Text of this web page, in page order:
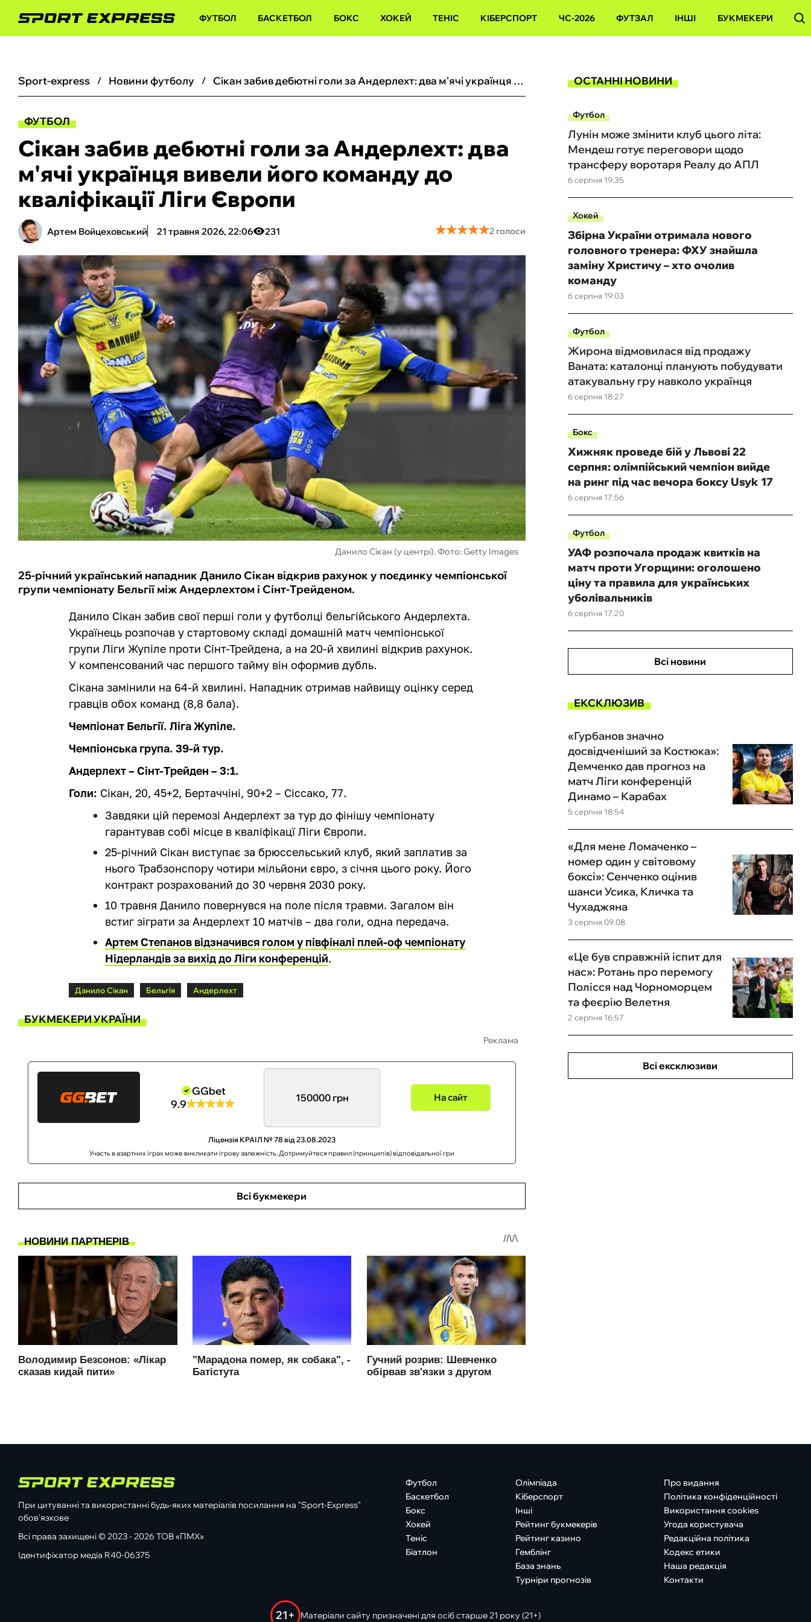
ФУТБОЛ БАСКЕТБОЛ БОКС ХОКЕЙ ТЕНІС КІБЕРСПОРТ ЧС-2026 ФУТЗАЛ ІНШІ БУКМЕКЕРИ
sport-express новини футболу Сікан забив дебютні голи за Андерлехт: два м'ячі українця вивели його команду до кваліфікації Ліги Європи
ФУТБОЛ
Сікан забив дебютні голи за Андерлехт: два
м'ячі українця вивели його команду до
кваліфікації Ліги Європи
Артем Войцеховський 21 травня 2026, 22:06 231 ★★★★★
★★★★★2 голоси
Данило Сікан (у центрі). Фото: Getty Images
25-річний український нападник Данило Сікан відкрив рахунок у поєдинку чемпіонської
групи чемпіонату Бельгії між Андерлехтом і Сінт-Трейденом.
Данило Сікан забив свої перші голи у футболці бельгійського Андерлехта.
Українець розпочав у стартовому складі домашній матч чемпіонської
групи Ліги Жупіле проти Сінт-Трейдена, а на 20-й хвилині відкрив рахунок.
У компенсований час першого тайму він оформив дубль.
Сікана замінили на 64-й хвилині. Нападник отримав найвищу оцінку серед
гравців обох команд (8,8 бала).
Чемпіонат Бельгії. Ліга Жупіле.
Чемпіонська група. 39-й тур.
Андерлехт – Сінт-Трейден – 3:1.
Голи: Сікан, 20, 45+2, Бертаччіні, 90+2 – Сіссако, 77.
Завдяки цій перемозі Андерлехт за тур до фінішу чемпіонату
гарантував собі місце в кваліфікацї Ліги Європи.
25-річний Сікан виступає за брюссельський клуб, який заплатив за
нього Трабзонспору чотири мільйони євро, з січня цього року. Його
контракт розрахований до 30 червня 2030 року.
10 травня Данило повернувся на поле після травми. Загалом він
встиг зіграти за Андерлехт 10 матчів – два голи, одна передача.
Артем Степанов відзначився голом у півфіналі плей-оф чемпіонату
Нідерландів за вихід до Ліги конференцій.
Данило Сікан Бельгія Андерлехт
БУКМЕКЕРИ УКРАЇНИ
Реклама
GGbet
9.9
150000 грн На сайт
Ліцензія КРАІЛ № 78 від 23.08.2023
Участь в азартних іграх може викликати ігрову залежність. Дотримуйтеся правил (принципів) відповідальної гри
Всі букмекери
ОСТАННІ НОВИНИ
Футбол
6 серпня 19:35
Лунін може змінити клуб цього літа:
Мендеш готує переговори щодо
трансферу воротаря Реалу до АПЛ
Хокей
6 серпня 19:03
Збірна України отримала нового
головного тренера: ФХУ знайшла
заміну Христичу – хто очолив
команду
Футбол
6 серпня 18:27
Жирона відмовилася від продажу
Ваната: каталонці планують побудувати
атакувальну гру навколо українця
Бокс
6 серпня 17:56
Хижняк проведе бій у Львові 22
серпня: олімпійський чемпіон вийде
на ринг під час вечора боксу Usyk 17
Футбол
6 серпня 17:20
УАФ розпочала продаж квитків на
матч проти Угорщини: оголошено
ціну та правила для українських
уболівальників
Всі новини
ЕКСКЛЮЗИВ
5 серпня 18:54
«Гурбанов значно
досвідченіший за Костюка»:
Демченко дав прогноз на
матч Ліги конференцій
Динамо – Карабах
3 серпня 09:08
«Для мене Ломаченко –
номер один у світовому
боксі»: Сенченко оцінив
шанси Усика, Кличка та
Чухаджяна
2 серпня 16:57
«Це був справжній іспит для
нас»: Ротань про перемогу
Полісся над Чорноморцем
та феєрію Велетня
Всі ексклюзиви
При цитуванні та використанні будь-яких матеріалів посилання на "Sport-Express"
обов'язкове
Всі права захищені © 2023 - 2026 ТОВ «ПМХ»
Ідентифікатор медіа R40-06375
Футбол
Баскетбол
Бокс
Хокей
Теніс
Біатлон
Олімпіада
Кіберспорт
Інші
Рейтинг букмекерів
Рейтинг казино
Гемблінг
База знань
Турніри прогнозів
Про видання
Політика конфіденційності
Використання cookies
Угода користувача
Редакційна політика
Кодекс етики
Наша редакція
Контакти
21+ Матеріали сайту призначені для осіб старше 21 року (21+)